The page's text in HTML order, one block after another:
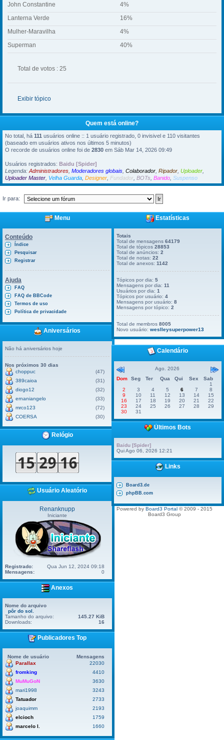
John Constantine
4%
Lanterna Verde
16%
Mulher-Maravilha
4%
Superman
40%
Total de votos : 25
Exibir tópico
Quem está online?
No total, há 111 usuários online :: 1 usuário registrado, 0 invisivel e 110 visitantes
(baseado em usuários ativos nos últimos 5 minutos)
O recorde de usuários online foi de 2830 em Sáb Mar 14, 2026 09:49
Usuários registrados: Baidu [Spider]
Legenda: Administradores Moderadores globais Colaborador Ripador Uploader
Uploader Master Velha Guarda Designer Fundador BOTs Banido Suspenso
Ir para:
Menu
Conteúdo
Índice
Pesquisar
Registrar
Ajuda
FAQ
FAQ de BBCode
Termos de uso
Política de privacidade
Aniversários
Não há aniversários hoje
Nos próximos 30 dias
choppuc
(47)
389caioa
(31)
diogo12
(32)
ernaniangelo
(33)
mrco123
(72)
COERSA
(30)
Relógio
Usuário Aleatório
Renanknupp
Iniciante
Registrado:
Qua Jun 12, 2024 09:18
Mensagens:
0
Anexos
Nome do arquivo
pôr do sol.
Tamanho do arquivo:
145.27 KiB
Downloads:
16
Publicadores Top
Nome de usuário
Mensagens
Parallax
22030
fromking
4410
MuMuGoN
3630
mari1998
3243
Tatuador
2733
joaquimm
2193
elcioch
1759
marcelo l.
1660
Estatísticas
Totais
Total de mensagens64179
Total de tópicos28853
Total de anúncios:2
Total de notas:22
Total de anexos:1142
Tópicos por dia:5
Mensagens por dia:11
Usuários por dia:1
Tópicos por usuário:4
Mensagens por usuário:8
Mensagens por tópico:2
Total de membros8005
Novo usuário:weslleysuperpower13
Calendário
Ago. 2026
Dom
Seg Ter Qua Qui Sex
Sab
1
2
3 4 5 6 7
8
9
10 11 12 13 14
15
16
17 18 19 20 21
22
23
24 25 26 27 28
29
30
31
Últimos Bots
Baidu [Spider]
Qui Ago 06, 2026 12:21
Links
Board3.de
phpBB.com
Powered by Board3 Portal© 2009 - 2015
Board3 Group